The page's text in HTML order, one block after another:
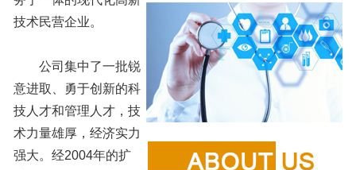
技术民营企业。
公司集中了一批锐
意进取、勇于创新的科
技人才和管理人才，技
术力量雄厚，经济实力
强大。经2004年的扩